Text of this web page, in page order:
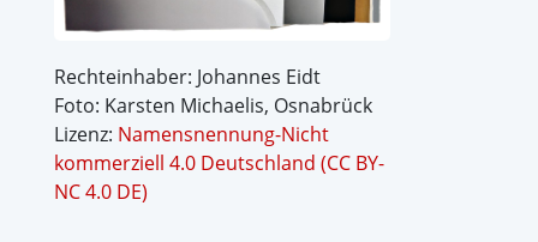
Rechteinhaber: Johannes Eidt
Foto: Karsten Michaelis, Osnabrück
Lizenz: Namensnennung-Nicht
kommerziell 4.0 Deutschland (CC BY-
NC 4.0 DE)